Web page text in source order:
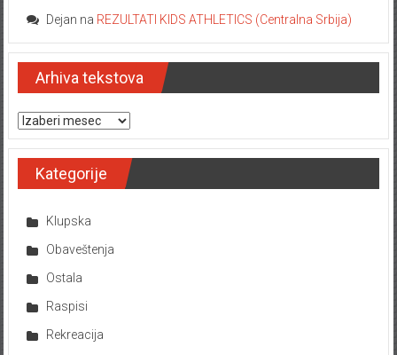
Dejan na REZULTATI KIDS ATHLETICS (Centralna Srbija)
Arhiva tekstova
Arhiva tekstova
Kategorije
Klupska
Obaveštenja
Ostala
Raspisi
Rekreacija